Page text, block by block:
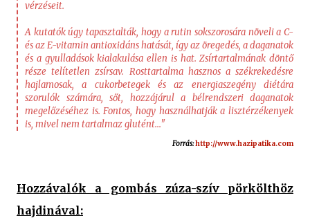
vérzéseit.
A kutatók úgy tapasztalták, hogy a rutin sokszorosára növeli a C-
és az E-vitamin antioxidáns hatását, így az öregedés, a daganatok
és a gyulladások kialakulása ellen is hat. Zsírtartalmának döntő
része telítetlen zsírsav. Rosttartalma hasznos a székrekedésre
hajlamosak, a cukorbetegek és az energiaszegény diétára
szorulók számára, sőt, hozzájárul a bélrendszeri daganatok
megelőzéséhez is. Fontos, hogy használhatják a lisztérzékenyek
is, mivel nem tartalmaz glutént..."
Forrás:http://www.hazipatika.com
Hozzávalók a gombás zúza-szív pörkölthöz
hajdinával: